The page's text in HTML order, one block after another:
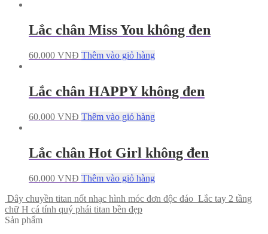
Lắc chân Miss You không đen
60.000 VNĐ Thêm vào giỏ hàng
Lắc chân HAPPY không đen
60.000 VNĐ Thêm vào giỏ hàng
Lắc chân Hot Girl không đen
60.000 VNĐ Thêm vào giỏ hàng
Dây chuyền titan nốt nhạc hình móc đơn độc đáo Lắc tay 2 tầng
chữ H cá tính quý phái titan bền đẹp
Sản phẩm